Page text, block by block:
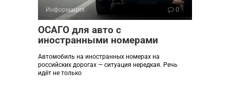
Информация 0
ОСАГО для авто с
иностранными номерами
Автомобиль на иностранных номерах на
российских дорогах — ситуация нередкая. Речь
идёт не только